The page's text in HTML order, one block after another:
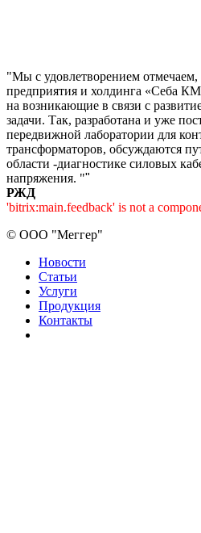
"Мы с удовлетворением
предприятия и холдинга «Себа
на возникающие в связи с
задачи. Так, разработана и уже
передвижной лаборатории для
трансформаторов, обсуждаются
области -диагностике силовых
напряжения. ""
РЖД
'bitrix:main.feedback' is not a
© ООО "Меггер"
Новости
Статьи
Услуги
Продукция
Контакты